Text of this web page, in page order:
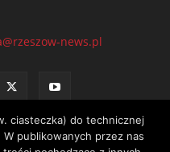
news.pl
ciasteczka) do technicznej
publikowanych przez nas